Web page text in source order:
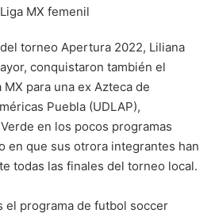
MX femenil
torneo Apertura 2022, Liliana
conquistaron también el
para una ex Azteca de
Puebla (UDLAP),
en los pocos programas
en que sus otrora integrantes han
todas las finales del torneo local.
el programa de futbol soccer